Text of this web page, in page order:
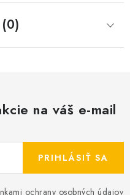
na váš e-mail
ochrany osobných údajov
PRIHLÁSIŤ SA